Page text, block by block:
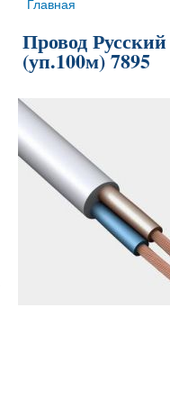
Вы здесь
Главная
Провод
(уп.100м) 7895